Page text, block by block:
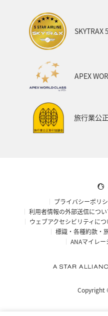
SKYTRAX
APEX
旅行業公
プライバシーポリ
利用者情報の外部送信につい
ウェブアクセシビリティにつ
標識・各種約款・
ANAマイレ
Copyright